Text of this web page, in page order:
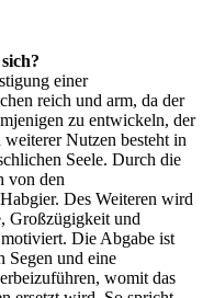
einer
reich und arm, da der
zu entwickeln, der
Nutzen besteht in
Seele. Durch die
von den
Des Weiteren wird
Großzügigkeit und
Die Abgabe ist
Segen und eine
womit das